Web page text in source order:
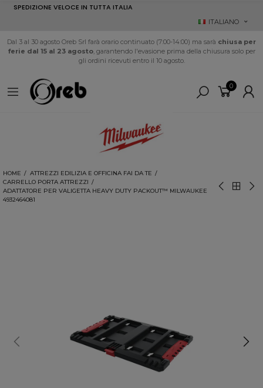
SPEDIZIONE VELOCE IN TUTTA ITALIA
ITALIANO
Dal 3 al 30 agosto Oreb Srl farà orario continuato (7:00-14:00) ma sarà chiusa per
ferie dal 15 al 23 agosto, garantendo l'evasione prima della chiusura solo per
gli ordini ricevuti entro il 10 agosto.
0
HOME
ATTREZZI EDILIZIA E OFFICINA FAI DA TE
CARRELLO PORTA ATTREZZI
ADATTATORE PER VALIGETTA HEAVY DUTY PACKOUT™ MILWAUKEE
4932464081